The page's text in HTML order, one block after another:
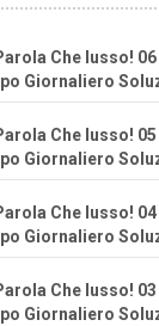
Che lusso!
Giornaliero
Che lusso!
Giornaliero
Che lusso!
Giornaliero
Che lusso!
Giornaliero